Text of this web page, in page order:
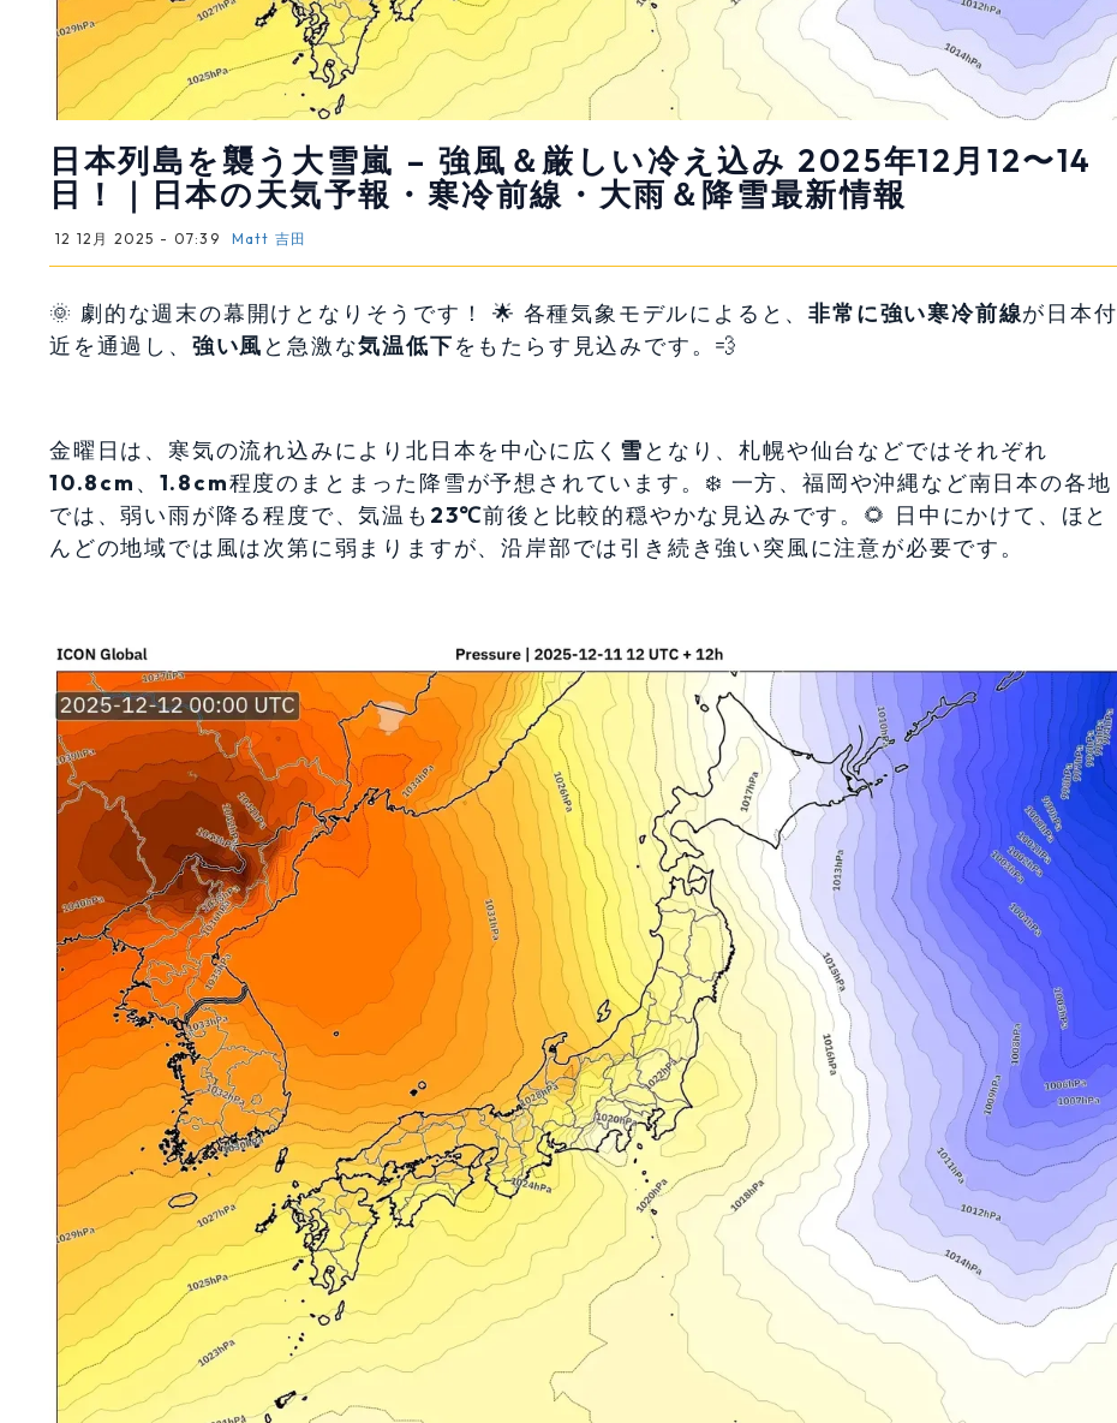
日本列島を襲う大雪嵐 – 強風＆厳しい冷え込み 2025年12月12〜14
日！｜日本の天気予報・寒冷前線・大雨＆降雪最新情報
12 12月 2025 - 07:39 Matt 吉田
🌞️ 劇的な週末の幕開けとなりそうです！ 🌟 各種気象モデルによると、非常に強い寒冷前線が日本付
近を通過し、 強い風 と急激な気温低下をもたらす見込みです。💨
金曜日は、寒気の流れ込みにより北日本を中心に広く 雪 となり、札幌や仙台などではそれぞれ
10.8cm 、 1.8cm程度のまとまった降雪が予想されています。❄️ 一方、福岡や沖縄など南日本の各地
では、弱い雨が降る程度で、気温も 23℃前後と比較的穏やかな見込みです。🌻 日中にかけて、ほと
んどの地域では風は次第に弱まりますが、沿岸部では引き続き強い突風に注意が必要です。